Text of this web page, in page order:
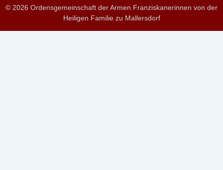
© 2026 Ordensgemeinschaft der Armen Franziskanerinnen von der
Heiligen Familie zu Mallersdorf